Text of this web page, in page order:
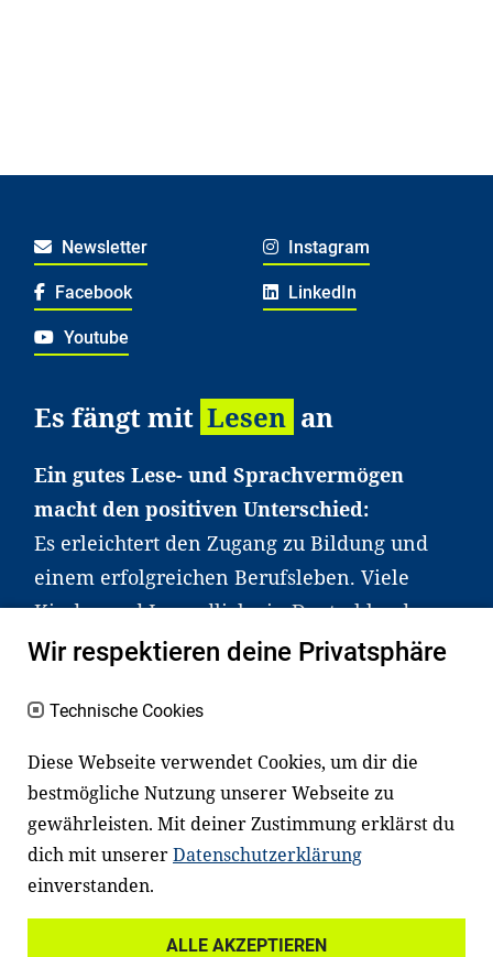
Newsletter Instagram
Facebook LinkedIn
Youtube
Es fängt mit Lesen an
Ein gutes Lese- und Sprachvermögen
macht den positiven Unterschied:
Es erleichtert den Zugang zu Bildung und
einem erfolgreichen Berufsleben. Viele
Kinder und Jugendliche in Deutschland
haben aber große Schwierigkeiten dabei.
an Familien sowie an Erzieher*innen,
Lehrer*innen und andere
Fachexpert*innen. Dafür arbeiten wir eng
mit Ministerien, wissenschaftlichen
Einrichtungen, Verbänden, Unternehmen
und anderen Stiftungen zusammen.
Wir respektieren deine Privatsphäre
Technische Cookies
Diese Webseite verwendet Cookies, um dir die
bestmögliche Nutzung unserer Webseite zu
gewährleisten. Mit deiner Zustimmung erklärst du
dich mit unsererDatenschutzerklärung
einverstanden.
ALLE AKZEPTIEREN